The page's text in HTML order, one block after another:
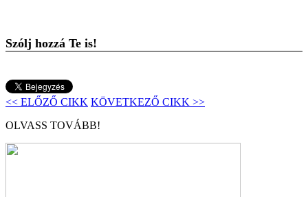
Szólj hozzá Te is!
<< ELŐZŐ CIKK KÖVETKEZŐ CIKK >>
OLVASS TOVÁBB!